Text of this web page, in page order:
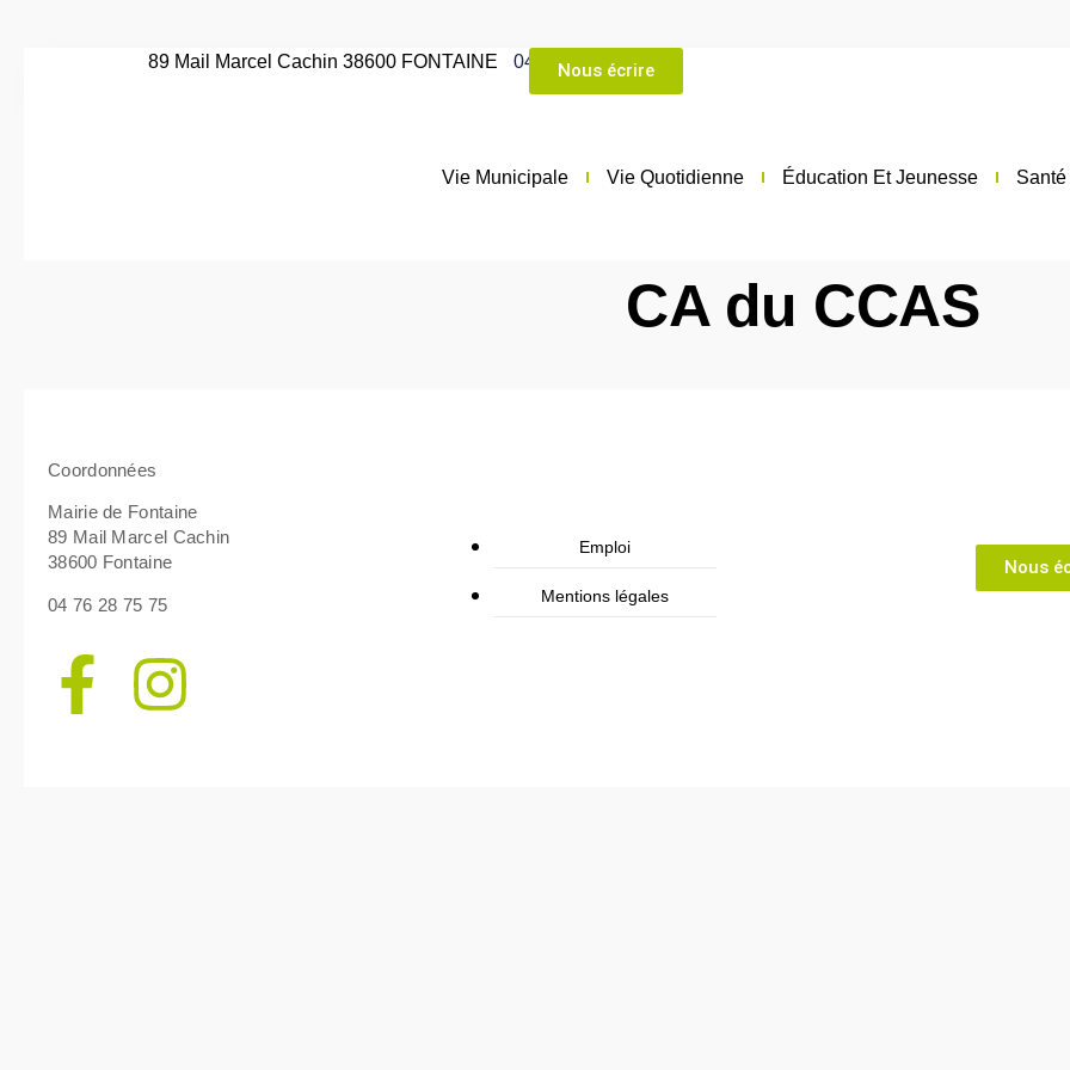
89 Mail Marcel Cachin 38600 FONTAINE 04 76 28 75 75
Nous écrire
Vie Municipale Vie Quotidienne Éducation Et Jeunesse
CA du CCAS
Coordonnées
Mairie de Fontaine
89 Mail Marcel Cachin
38600 Fontaine
04 76 28 75 75
Emploi
Mentions légales
Nous